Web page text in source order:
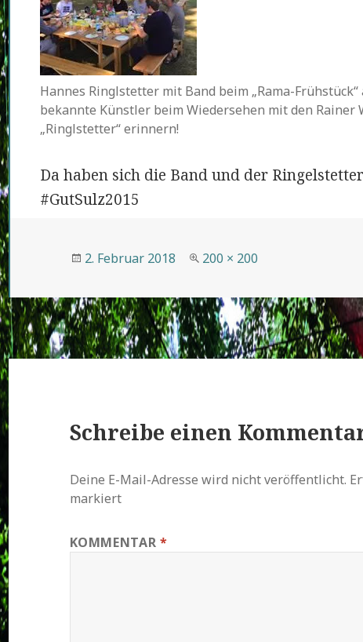
Hannes Ringlstetter mit Band beim „Rama-
bekannte Künstler beim Wiedersehen mit den
„Ringlstetter“ erinnern!
Da haben sich die Band und der
#GutSulz2015
Veröffentlicht
2. Februar 2018
Volle
200 × 200
Schreibe einen
Deine E-Mail-Adresse wird nicht veröffentlicht.
markiert
KOMMENTAR *